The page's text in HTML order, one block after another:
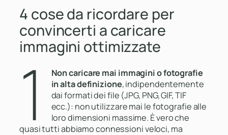
4 cose da ricordare per
convincerti a caricare
immagini ottimizzate
1
Non caricare mai immagini o fotografie
in alta definizione, indipendentemente
dai formati dei file (JPG, PNG, GIF, TIF
ecc.): non utilizzare mai le fotografie alle
loro dimensioni massime. È vero che
quasi tutti abbiamo connessioni veloci, ma